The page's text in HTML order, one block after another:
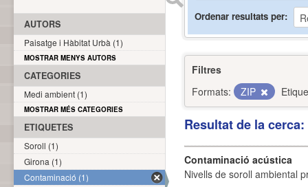
Ordenar resultats per
Filtres
Formats:
ZIP
Resultat de la
Contaminació acústica
Nivells de soroll ambiental
AUTORS
Paisatge i Hàbitat Urbà (1)
MOSTRAR MENYS AUTORS
CATEGORIES
Medi ambient (1)
MOSTRAR MÉS CATEGORIES
ETIQUETES
Soroll (1)
Girona (1)
Contaminació (1)